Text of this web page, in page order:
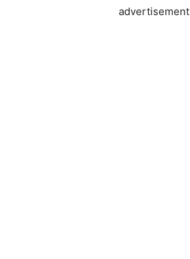
advertisement